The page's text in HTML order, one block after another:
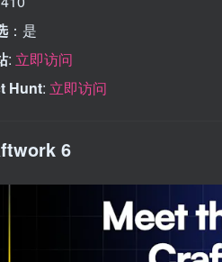
：是
: 立即访问
Hunt: 立即访问
6